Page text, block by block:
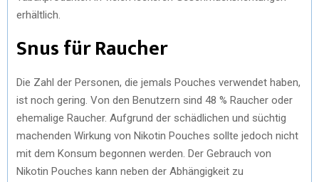
erhältlich.
Snus für Raucher
Die Zahl der Personen, die jemals Pouches verwendet haben,
ist noch gering. Von den Benutzern sind 48 % Raucher oder
ehemalige Raucher. Aufgrund der schädlichen und süchtig
machenden Wirkung von Nikotin Pouches sollte jedoch nicht
mit dem Konsum begonnen werden. Der Gebrauch von
Nikotin Pouches kann neben der Abhängigkeit zu